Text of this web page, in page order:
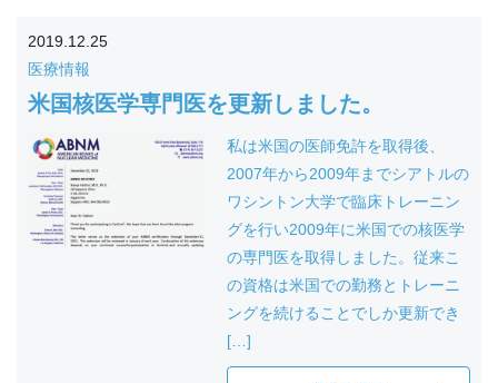
2019.12.25
医療情報
米国核医学専門医を更新しました。
私は米国の医師免許を取得後、
2007年から2009年までシアトルの
ワシントン大学で臨床トレーニン
グを行い2009年に米国での核医学
の専門医を取得しました。従来こ
の資格は米国での勤務とトレーニ
ングを続けることでしか更新でき
[…]